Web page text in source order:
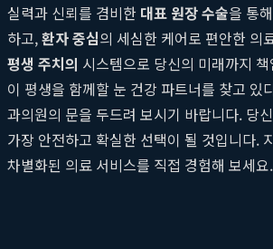
실력과 신뢰를 겸비한 대표 원장 수술을 통
하고,환자 중심의 세심한 케어로 편안한 의
평생 주치의 시스템으로 당신의 미래까지
이 평생을 함께할 눈 건강 파트너를 찾고 있
과의원의 문을 두드려 보시기 바랍니다. 당
가장 안전하고 확실한 선택이 될 것입니다.
차별화된 의료 서비스를 직접 경험해 보세요.